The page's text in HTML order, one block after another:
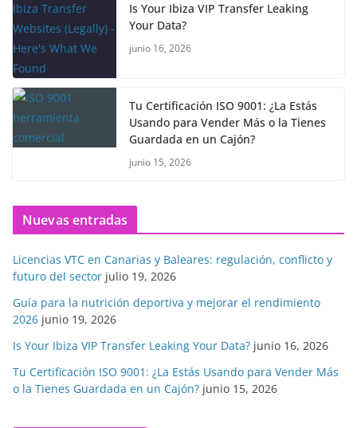
Is Your Ibiza VIP Transfer Leaking
Your Data?
junio 16, 2026
Tu Certificación ISO 9001: ¿La Estás
Usando para Vender Más o la Tienes
Guardada en un Cajón?
junio 15, 2026
Nuevas entradas
Licencias VTC en Canarias y Baleares: regulación, conflicto y
futuro del sector julio 19, 2026
Guía para la nutrición deportiva y mejorar el rendimiento
2026 junio 19, 2026
Is Your Ibiza VIP Transfer Leaking Your Data? junio 16, 2026
Tu Certificación ISO 9001: ¿La Estás Usando para Vender Más
o la Tienes Guardada en un Cajón? junio 15, 2026